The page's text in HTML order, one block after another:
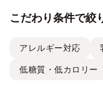
こだわり条件で絞
アレルギー対応
低糖質・低カロリー